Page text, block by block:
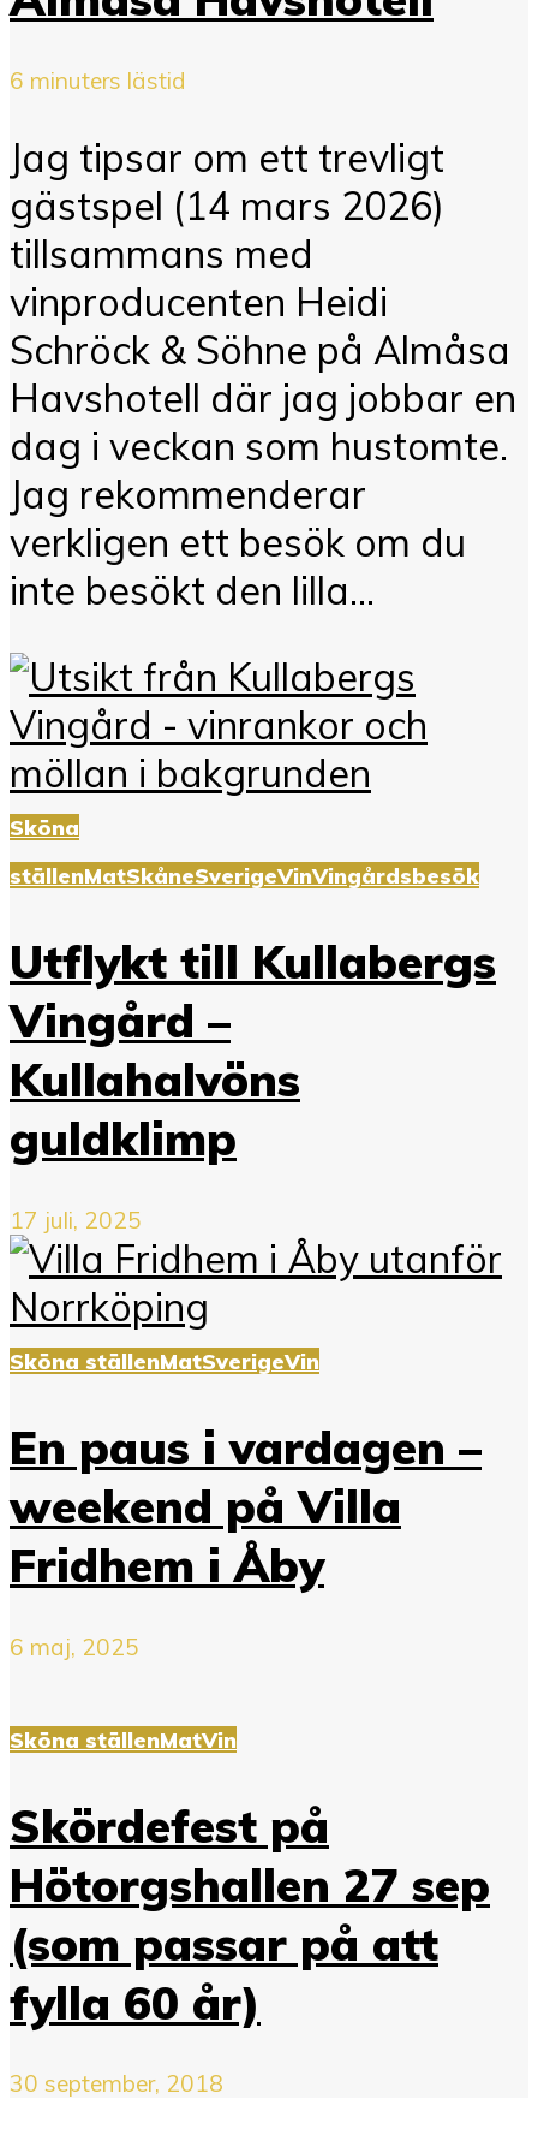
6 minuters lästid
Jag tipsar om ett trevligt
gästspel (14 mars 2026)
tillsammans med
vinproducenten Heidi
Schröck & Söhne på Almåsa
Havshotell där jag jobbar en
dag i veckan som hustomte.
Jag rekommenderar
verkligen ett besök om du
inte besökt den lilla...
Sköna
ställenMatSkåneSverigeVinVingårdsbesök
Utflykt till Kullabergs
Vingård –
Kullahalvöns
guldklimp
17 juli, 2025
Sköna ställenMatSverigeVin
En paus i vardagen –
weekend på Villa
Fridhem i Åby
6 maj, 2025
Sköna ställenMatVin
Skördefest på
Hötorgshallen 27 sep
(som passar på att
fylla 60 år)
30 september, 2018